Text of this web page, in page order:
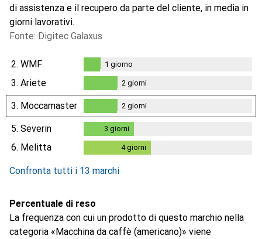
di assistenza e il recupero da parte del cliente, in media in
giorni lavorativi.
Fonte: Digitec Galaxus
2. WMF
giorno
1 giorno
3. Ariete
2giorni
2 giorni
3. Moccamaster
2giorni
2 giorni
5. Severin 3 giorni
6. Melitta 4giorni
Confronta tutti i 13 marchi
Percentuale di reso
La frequenza con cui un prodotto di questo marchio nella
categoria «Macchina da caffè (americano)» viene